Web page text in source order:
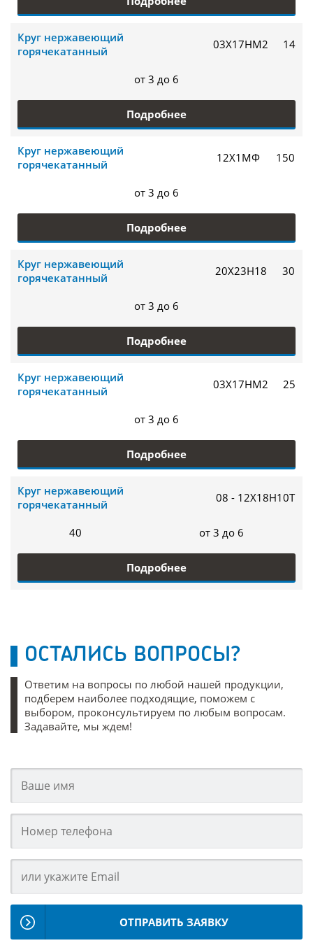
Круг нержавеющий
горячекатанный
03Х17НМ2 14
от 3 до 6
Подробнее
Круг нержавеющий
горячекатанный
12Х1МФ 150
от 3 до 6
Подробнее
Круг нержавеющий
горячекатанный
20Х23Н18 30
от 3 до 6
Подробнее
Круг нержавеющий
горячекатанный
03Х17НМ2 25
от 3 до 6
Подробнее
Круг нержавеющий
горячекатанный
08 - 12Х18Н10Т
40 от 3 до 6
Подробнее
ОСТАЛИСЬ ВОПРОСЫ?
Ответим на вопросы по любой нашей продукции,
подберем наиболее подходящие, поможем с
выбором, проконсультируем по любым вопросам.
Задавайте, мы ждем!
ОТПРАВИТЬ ЗАЯВКУ